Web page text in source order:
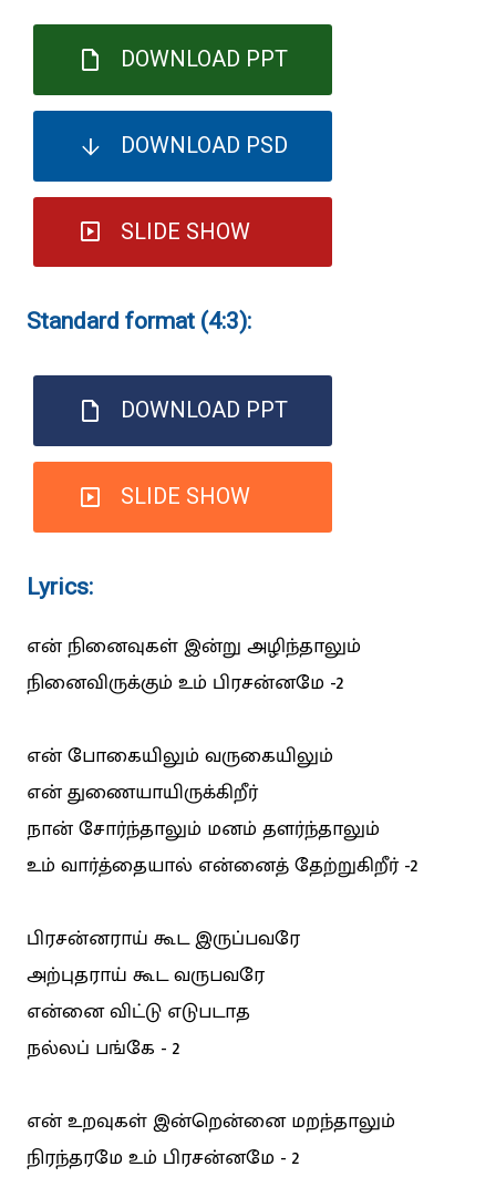
DOWNLOAD PPT
DOWNLOAD PSD
SLIDE SHOW
Standard format (4:3):
DOWNLOAD PPT
SLIDE SHOW
Lyrics:
என் நினைவுகள் இன்று அழிந்தாலும்
நினைவிருக்கும் உம் பிரசன்னமே -2
என் போகையிலும் வருகையிலும்
என் துணையாயிருக்கிறீர்
நான் சோர்ந்தாலும் மனம் தளர்ந்தாலும்
உம் வார்த்தையால் என்னைத் தேற்றுகிறீர் -2
பிரசன்னராய் கூட இருப்பவரே
அற்புதராய் கூட வருபவரே
என்னை விட்டு எடுபடாத
நல்லப் பங்கே - 2
என் உறவுகள் இன்றென்னை மறந்தாலும்
நிரந்தரமே உம் பிரசன்னமே - 2